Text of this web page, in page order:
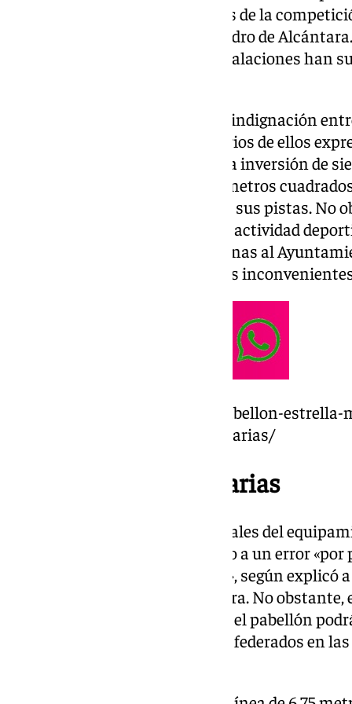
pistas causó que varios partidos de la
antiguo polideportivo de San Pedro de
filtraciones de agua que las instalaciones han
Dos errores que han provocado indignación
sobre todo, en los jugadores. Varios de ellos
entendían cómo después de una inversión de
instalaciones de más de 4.300 metros
que dejaron «inservibles» dos de sus pistas.
Cadeba, a partir de este lunes la actividad
normalidad, pues fuentes cercanas al
trabajando en solucionar ambos
https://www.101tv.es/nuevo-pabellon-
incumplen-medidas-reglamentarias/
Líneas no reglamentarias
Dos de las tres pistas transversales del
de triples reglamentarias debido a un error
contratada por la constructora», según explicó
alcalde de San Pedro de Alcántara. No
mientras se subsana este error, el pabellón
entrenamientos como partidos federados en